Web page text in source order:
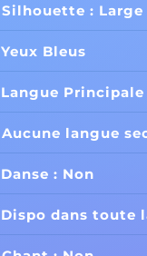
Silhouette : Large
Yeux Bleus
Langue Principale
Aucune langue
Danse : Non
Dispo dans toute